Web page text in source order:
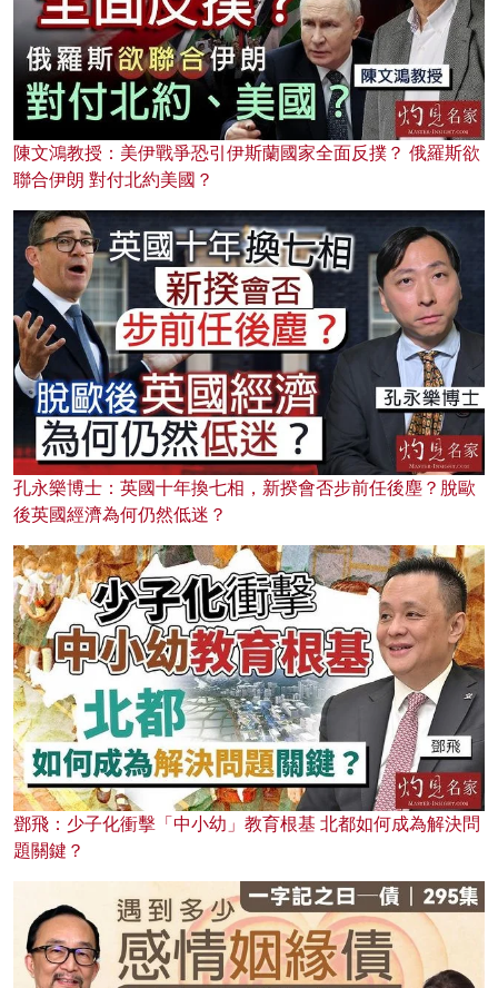
陳文鴻教授：美伊戰爭恐引伊斯蘭國家全面反撲？ 俄羅斯欲
聯合伊朗 對付北約美國？
孔永樂博士：英國十年換七相，新揆會否步前任後塵？脫歐
後英國經濟為何仍然低迷？
鄧飛：少子化衝擊「中小幼」教育根基 北都如何成為解決問
題關鍵？